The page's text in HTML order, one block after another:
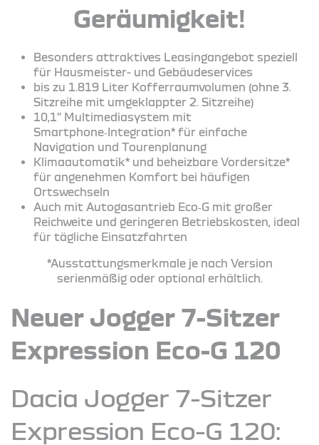
Geräumigkeit!
Besonders attraktives Leasingangebot speziell
für Hausmeister- und Gebäudeservices
bis zu 1.819 Liter Kofferraumvolumen (ohne 3.
Sitzreihe mit umgeklappter 2. Sitzreihe)
10,1’’ Multimediasystem mit
Smartphone‑Integration* für einfache
Navigation und Tourenplanung
Klimaautomatik* und beheizbare Vordersitze*
für angenehmen Komfort bei häufigen
Ortswechseln
Auch mit Autogasantrieb Eco‑G mit großer
Reichweite und geringeren Betriebskosten, ideal
für tägliche Einsatzfahrten
*Ausstattungsmerkmale je nach Version
serienmäßig oder optional erhältlich.
Neuer Jogger 7-Sitzer
Expression Eco-G 120
Dacia Jogger 7-Sitzer
Expression Eco-G 120: